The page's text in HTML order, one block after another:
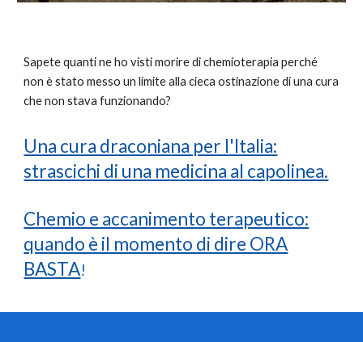
Sapete quanti ne ho visti morire di chemioterapia perché
non è stato messo un limite alla cieca ostinazione di una cura
che non stava funzionando?
Una cura draconiana per l'Italia:
strascichi di una medicina al capolinea.
Chemio e accanimento terapeutico:
quando è il momento di dire ORA
BASTA!